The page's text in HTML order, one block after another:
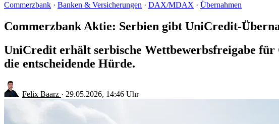
Commerzbank · Banken & Versicherungen · DAX/MDAX · Übernahmen
Commerzbank Aktie: Serbien gibt UniCredit-
UniCredit erhält serbische Wettbewerbsfreigabe
die entscheidende Hürde.
Felix Baarz · 29.05.2026, 14:46 Uhr